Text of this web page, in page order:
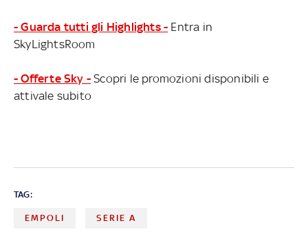
- Guarda tutti gli Highlights - Entra in
SkyLightsRoom
- Offerte Sky - Scopri le promozioni disponibili e
attivale subito
TAG:
EMPOLI SERIE A